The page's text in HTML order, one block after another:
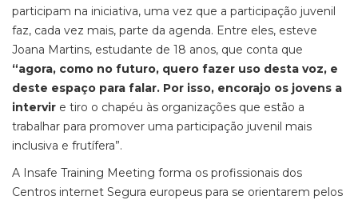
participam na iniciativa, uma vez que a participação juvenil
faz, cada vez mais, parte da agenda. Entre eles, esteve
Joana Martins, estudante de 18 anos, que conta que
“agora, como no futuro, quero fazer uso desta voz, e
deste espaço para falar. Por isso, encorajo os jovens a
intervir e tiro o chapéu às organizações que estão a
trabalhar para promover uma participação juvenil mais
inclusiva e frutífera”.
A Insafe Training Meeting forma os profissionais dos
Centros internet Segura europeus para se orientarem pelos